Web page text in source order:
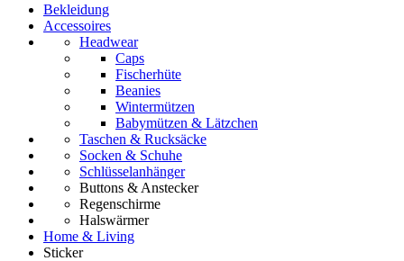
Bekleidung
Accessoires
Headwear
Caps
Fischerhüte
Beanies
Wintermützen
Babymützen & Lätzchen
Taschen & Rucksäcke
Socken & Schuhe
Schlüsselanhänger
Buttons & Anstecker
Regenschirme
Halswärmer
Home & Living
Sticker